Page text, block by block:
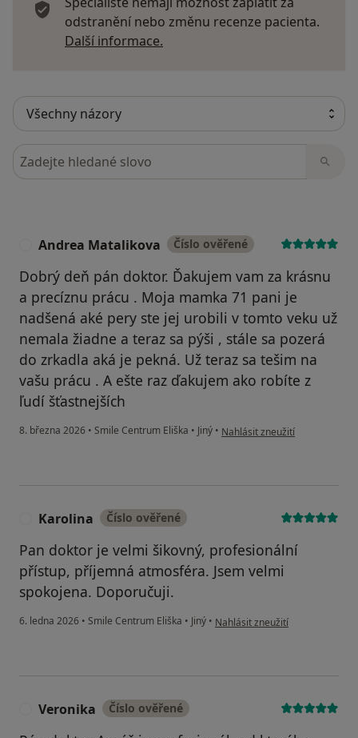
odstranění nebo změnu recenze pacienta.
Další informace.
Hledejte v názorech
Andrea Matalikova Číslo ověřené
Dobrý deň pán doktor. Ďakujem vam za krásnu
a precíznu prácu . Moja mamka 71 pani je
nadšená aké pery ste jej urobili v tomto veku už
nemala žiadne a teraz sa pýši , stále sa pozerá
do zrkadla aká je pekná. Už teraz sa tešim na
vašu prácu . A ešte raz ďakujem ako robíte z
ľudí šťastnejších
8. března 2026 • Smile Centrum Eliška • Jiný • podle názoru uživatele
Nahlásit zneužití
Karolina Číslo ověřené
Pan doktor je velmi šikovný, profesionální
přístup, příjemná atmosféra. Jsem velmi
spokojena. Doporučuji.
6. ledna 2026 • Smile Centrum Eliška • Jiný • podle názoru uživatele Karolina
Nahlásit zneužití
Veronika Číslo ověřené